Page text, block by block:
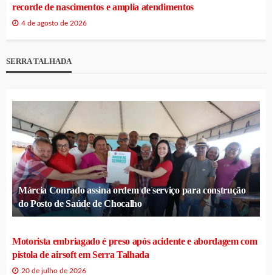
recorde de nascimentos e amplia atendimentos
4 de agosto de 2026
SERRA TALHADA
Márcia Conrado assina ordem de serviço para construção
do Posto de Saúde de Chocalho
Motorista embriagado é preso após acidente e abordagem com
pistola de airsoft em Serra Talhada
20 de julho de 2026